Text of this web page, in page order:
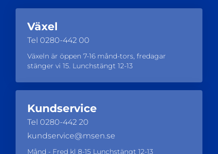
Växel
Tel 0280-442 00
Växeln är öppen 7-16 månd-tors, fredagar
stänger vi 15. Lunchstängt 12-13
Kundservice
Tel 0280-442 20
kundservice@msen.se
Månd - Fred kl 8-15 Lunchstängt 12-13